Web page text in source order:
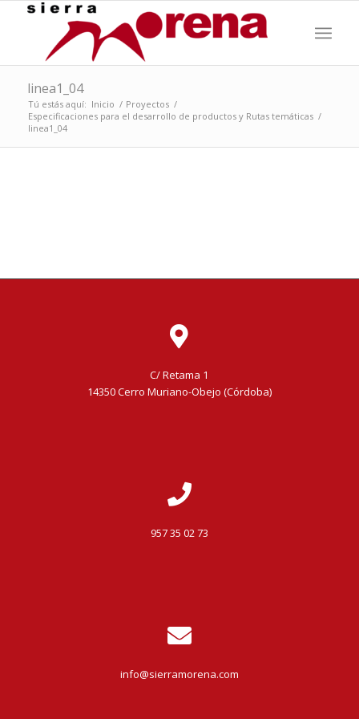
linea1_04
Tú estás aquí: Inicio / Proyectos /
Especificaciones para el desarrollo de productos y Rutas temáticas /
linea1_04
C/ Retama 1
14350 Cerro Muriano-Obejo (Córdoba)
957 35 02 73
info@sierramorena.com